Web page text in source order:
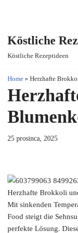
content
Köstliche
Köstliche Rezeptideen
Home » Herzhafte
25 prosinca, 2025
Herzhafte Brokkoli
Mit sinkenden
Food steigt die
perfekte Lösung.